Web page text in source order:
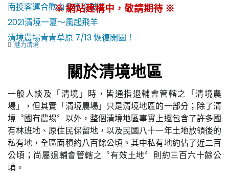
南投客運合歡山公車復駛了！
2021清境一夏～風起飛羊
清境農場青青草原 7/13 恢復開園！
※ 網站建構中，敬請期待 ※
魅力清境
關於清境地區
一般人談及「清境」時，皆通指退輔會管轄之「清境農
場」，但其實「清境農場」只是清境地區的一部分；除了清
境〝國有農場〞以外，整個清境地區事實上還包含了許多國
有林班地、原住民保留地，以及民國八十一年土地放領後的
私有地，全區面積約八百餘公頃。其中私有地約佔了近二百
公頃；尚屬退輔會管轄之〝有效土地〞則約三百六十餘公
頃。